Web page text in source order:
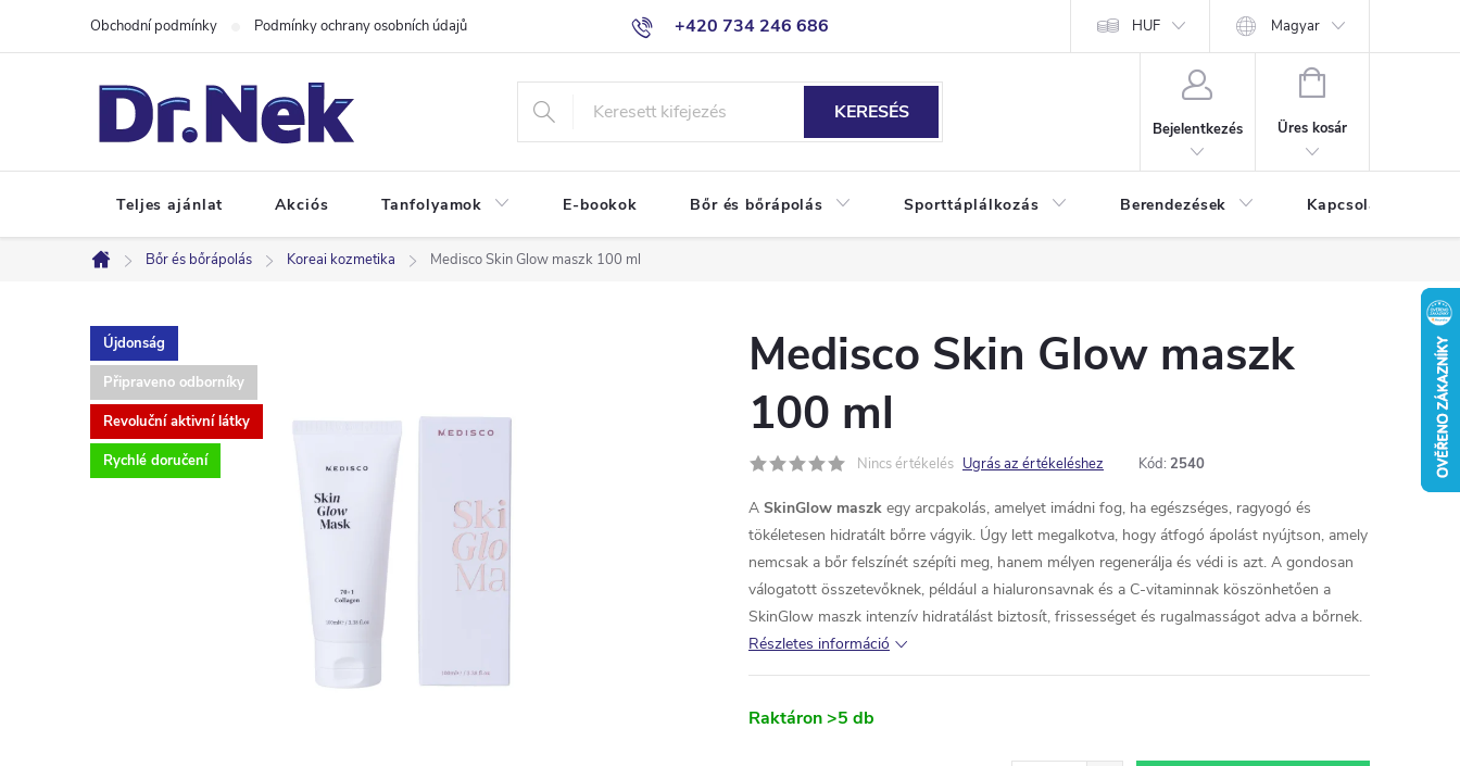
+420 734 246 686
Obchodní podmínky Podmínky ochrany osobních údajů HUF Magyar
KERESÉS
Bejelentkezés
KOSÁR
Üres kosár
Teljes ajánlat Akciós Tanfolyamok E-bookok Bőr és bőrápolás Sporttáplálkozás Berendezések Kapcsolat
Kezdőlap
Bőr és bőrápolás Koreai kozmetika Medisco Skin Glow maszk 100 ml
Újdonság
Připraveno odborníky
Revoluční aktivní látky
Rychlé doručení
Medisco Skin Glow maszk
100 ml
Nincs értékelés Ugrás az értékeléshez Kód: 2540
A SkinGlow maszk egy arcpakolás, amelyet imádni fog, ha egészséges, ragyogó és
tökéletesen hidratált bőrre vágyik. Úgy lett megalkotva, hogy átfogó ápolást nyújtson, amely
nemcsak a bőr felszínét szépíti meg, hanem mélyen regenerálja és védi is azt. A gondosan
válogatott összetevőknek, például a hialuronsavnak és a C-vitaminnak köszönhetően a
SkinGlow maszk intenzív hidratálást biztosít, frissességet és rugalmasságot adva a bőrnek.
Részletes információ
Raktáron>5 db